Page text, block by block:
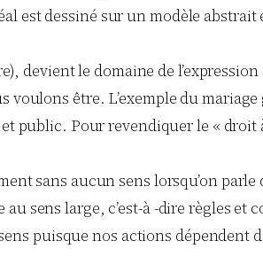
est dessiné sur un modèle abstrait
devient le domaine de l’expression
être. L’exemple du mariage
public. Pour revendiquer le « droit
sans aucun sens lorsqu’on parle
sens large, c’est-à -dire règles et
puisque nos actions dépendent